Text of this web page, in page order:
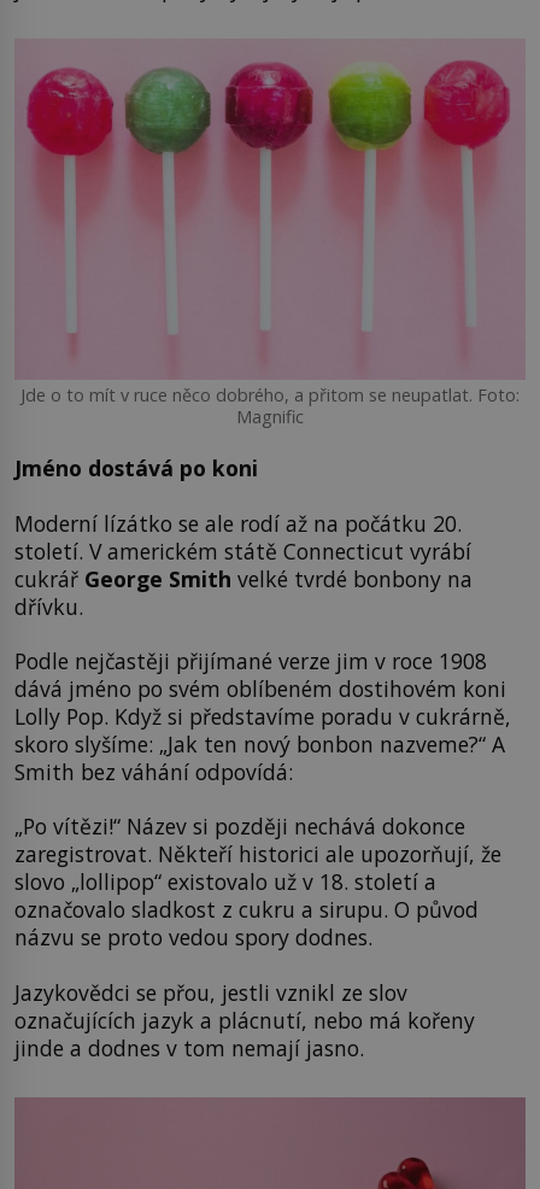
Jde o to mít v ruce něco dobrého, a přitom se neupatlat. Foto:
Magnific
Jméno dostává po koni
Moderní lízátko se ale rodí až na počátku 20.
století. V americkém státě Connecticut vyrábí
cukrář George Smith velké tvrdé bonbony na
dřívku.
Podle nejčastěji přijímané verze jim v roce 1908
dává jméno po svém oblíbeném dostihovém koni
Lolly Pop. Když si představíme poradu v cukrárně,
skoro slyšíme: „Jak ten nový bonbon nazveme?“ A
Smith bez váhání odpovídá:
„Po vítězi!“ Název si později nechává dokonce
zaregistrovat. Někteří historici ale upozorňují, že
slovo „lollipop“ existovalo už v 18. století a
označovalo sladkost z cukru a sirupu. O původ
názvu se proto vedou spory dodnes.
Jazykovědci se přou, jestli vznikl ze slov
označujících jazyk a plácnutí, nebo má kořeny
jinde a dodnes v tom nemají jasno.